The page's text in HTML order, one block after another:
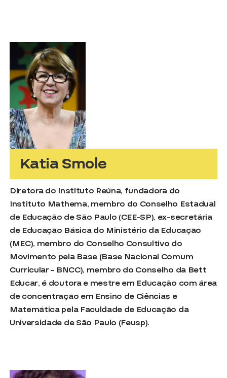
Katia Smole
Diretora do Instituto Reúna, fundadora do
Instituto Mathema, membro do Conselho Estadual
de Educação de São Paulo (CEE-SP), ex-secretária
de Educação Básica do Ministério da Educação
(MEC), membro do Conselho Consultivo do
Movimento pela Base (Base Nacional Comum
Curricular – BNCC), membro do Conselho da Bett
Educar, é doutora e mestre em Educação com área
de concentração em Ensino de Ciências e
Matemática pela Faculdade de Educação da
Universidade de São Paulo (Feusp).